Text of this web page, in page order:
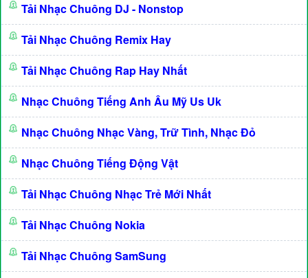
Tải Nhạc Chuông DJ - Nonstop
Tải Nhạc Chuông Remix Hay
Tải Nhạc Chuông Rap Hay Nhất
Nhạc Chuông Tiếng Anh Âu Mỹ Us Uk
Nhạc Chuông Nhạc Vàng, Trữ Tình, Nhạc Đỏ
Nhạc Chuông Tiếng Động Vật
Tải Nhạc Chuông Nhạc Trẻ Mới Nhất
Tải Nhạc Chuông Nokia
Tải Nhạc Chuông SamSung